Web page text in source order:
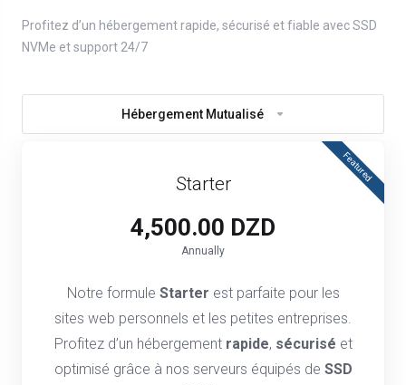
Profitez d’un hébergement rapide, sécurisé et fiable avec SSD
NVMe et support 24/7
Hébergement Mutualisé
Featured
Starter
4,500.00 DZD
Annually
Notre formule Starter est parfaite pour les
sites web personnels et les petites entreprises.
Profitez d’un hébergement rapide, sécurisé et
optimisé grâce à nos serveurs équipés de SSD